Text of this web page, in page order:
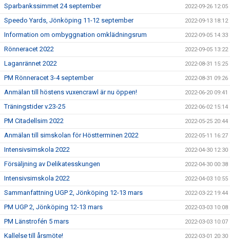
Sparbankssimmet 24 september 2022-09-26 12:05
Speedo Yards, Jönköping 11-12 september 2022-09-13 18:12
Information om ombyggnation omklädningsrum 2022-09-05 14:33
Rönneracet 2022 2022-09-05 13:22
Laganrännet 2022 2022-08-31 15:25
PM Rönneracet 3-4 september 2022-08-31 09:26
Anmälan till höstens vuxencrawl är nu öppen! 2022-06-20 09:41
Träningstider v.23-25 2022-06-02 15:14
PM Citadellsim 2022 2022-05-25 20:44
Anmälan till simskolan för Höstterminen 2022 2022-05-11 16:27
Intensivsimskola 2022 2022-04-30 12:30
Försäljning av Delikatesskungen 2022-04-30 00:38
Intensivsimskola 2022 2022-04-03 10:55
Sammanfattning UGP 2, Jönköping 12-13 mars 2022-03-22 19:44
PM UGP 2, Jönköping 12-13 mars 2022-03-03 10:08
PM Länstrofén 5 mars 2022-03-03 10:07
Kallelse till årsmöte! 2022-03-01 20:30